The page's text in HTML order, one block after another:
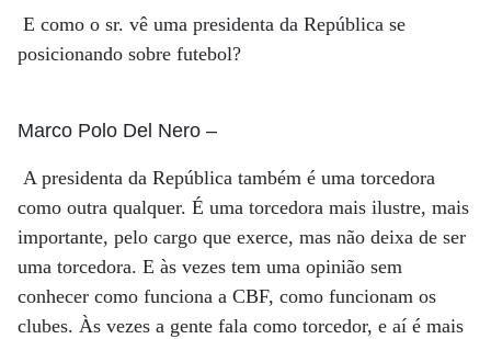
E como o sr. vê uma presidenta da República se
posicionando sobre futebol?
Marco Polo Del Nero –
A presidenta da República também é uma torcedora
como outra qualquer. É uma torcedora mais ilustre, mais
importante, pelo cargo que exerce, mas não deixa de ser
uma torcedora. E às vezes tem uma opinião sem
conhecer como funciona a CBF, como funcionam os
clubes. Às vezes a gente fala como torcedor, e aí é mais